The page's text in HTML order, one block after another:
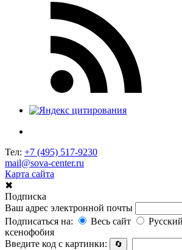
Тел: +7 (495) 517-9230
mail@sova-center.ru
Карта сайта
✖
Подписка
Ваш адрес электронной почты
Подписаться на:
Весь сайт
ксенофобия
Введите код с картинки:
🔄